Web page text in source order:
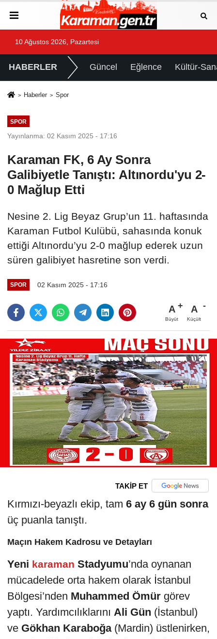
10 Ağustos 2026, Pazartesi
HABERLER Güncel Eğlence Kültür-
Haberler Spor
SPOR
Yayınlanma: 02 Kasım 2025 - 17:16
Karaman FK, 6 Ay Sonra
Galibiyetle Tanıştı: Altınordu'yu 2-
0 Mağlup Etti
Nesine 2. Lig Beyaz Grup’un 11. haftasında
Karaman Futbol Kulübü, sahasında konuk
ettiği Altınordu’yu 2-0 mağlup ederek uzun
süren galibiyet hasretine son verdi.
SPOR 02 Kasım 2025 - 17:16
A
Büyüt
A
Küçült
TAKİP ET
Kırmızı-beyazlı ekip, tam 6 ay 6 gün sonra
üç puanla tanıştı.
Maçın Hakem Kadrosu ve Detayları
Yeni karaman Stadyumu’nda oynanan
mücadelede orta hakem olarak İstanbul
Bölgesi’nden Muhammed Ömür görev
yaptı. Yardımcılıklarını Ali Gün (İstanbul)
ve Gökhan Karaboğa(Mardin) üstlenirken,